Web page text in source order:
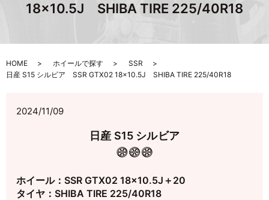
18×10.5J SHIBA TIRE 225/40R18
HOME ホイールで探す
SSR
日産 S15 シルビア SSR GTX02 18×10.5J SHIBA TIRE 225/40R18
2024/11/09
日産 S15 シルビア
ホイール：SSR GTX02 18×10.5J＋20
タイヤ：SHIBA TIRE 225/40R18